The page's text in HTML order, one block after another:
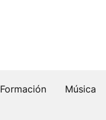
Formación Música